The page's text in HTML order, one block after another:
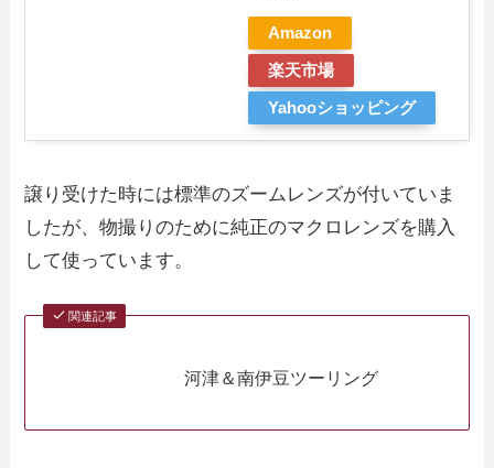
Amazon
楽天市場
Yahooショッピング
譲り受けた時には標準のズームレンズが付いていま
したが、物撮りのために純正のマクロレンズを購入
して使っています。
関連記事
河津＆南伊豆ツーリング